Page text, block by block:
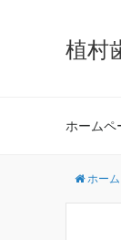
植村
ホームペ
ホーム